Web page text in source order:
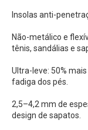
Insolas anti-
Não-metálico e
tênis, sandálias e
Ultra-leve: 50%
fadiga dos pés.
2,5–4,2 mm de
design de sapatos.